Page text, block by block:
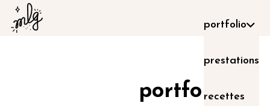
portfolio
prestations
recettes
portfolio